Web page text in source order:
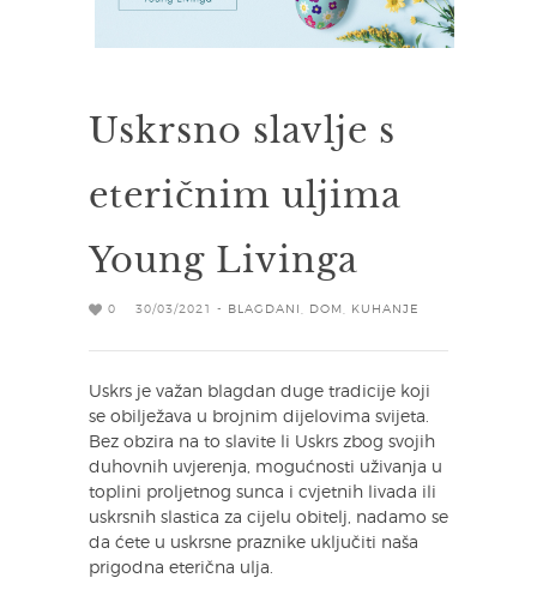
Uskrsno slavlje s
eteričnim uljima
Young Livinga
0 30/03/2021 - BLAGDANI DOM KUHANJE
Uskrs je važan blagdan duge tradicije koji
se obilježava u brojnim dijelovima svijeta.
Bez obzira na to slavite li Uskrs zbog svojih
duhovnih uvjerenja, mogućnosti uživanja u
toplini proljetnog sunca i cvjetnih livada ili
uskrsnih slastica za cijelu obitelj, nadamo se
da ćete u uskrsne praznike uključiti naša
prigodna eterična ulja.